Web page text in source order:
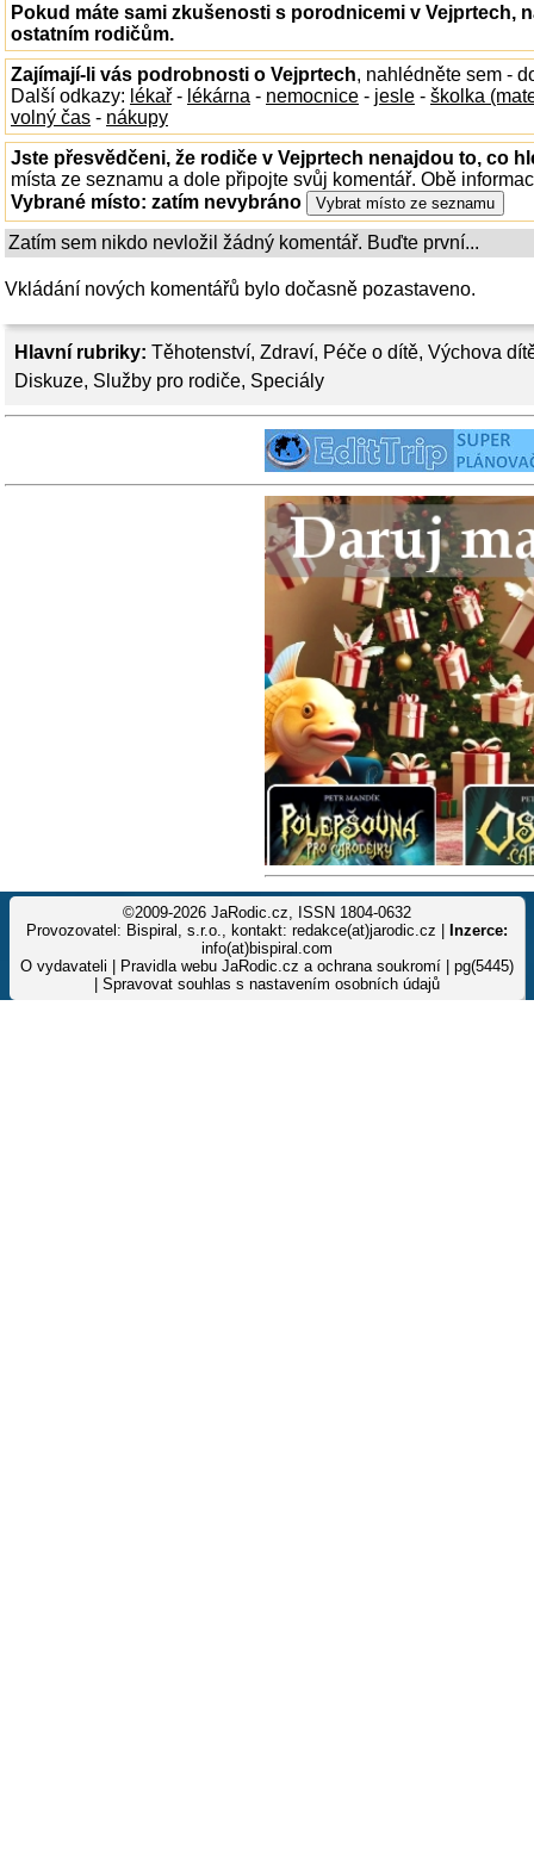
Hlavní rubriky: Těhotenství, Zdraví, Péče o dítě, Výchova
Diskuze, Služby pro rodiče, Speciály
Pokud máte sami zkušenosti s porodnicemi v Vejprtech,
ostatním rodičům.
Zajímají-li vás podrobnosti o Vejprtech, nahlédněte sem -
Další odkazy: lékař - lékárna - nemocnice - jesle - školka
volný čas - nákupy
Jste přesvědčeni, že rodiče v Vejprtech nenajdou to, co
místa ze seznamu a dole připojte svůj komentář. Obě
Vybrané místo: zatím nevybráno
Zatím sem nikdo nevložil žádný komentář. Buďte první...
Vkládání nových komentářů bylo dočasně pozastaveno.
©2009-2026 JaRodic.cz, ISSN 1804-0632
Provozovatel: Bispiral, s.r.o., kontakt: redakce(at)jarodic.cz |
Inzerce:
info(at)bispiral.com
O vydavateli
Pravidla webu JaRodic.cz a ochrana soukromí | pg(5445)
Spravovat souhlas s nastavením osobních údajů